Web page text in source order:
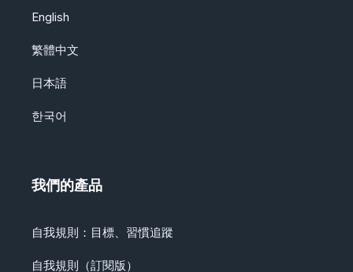
English
繁體中文
日本語
한국어
我們的產品
自我規則：目標、習慣追蹤
自我規則（訂閱版）